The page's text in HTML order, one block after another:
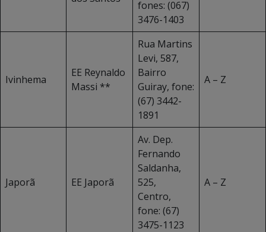
fones: (067)
3476-1403
Ivinhema
EE Reynaldo
Massi **
Rua Martins
Levi, 587,
Bairro
Guiray, fone:
(67) 3442-
1891
A – Z
Japorã EE Japorã
Av. Dep.
Fernando
Saldanha,
525,
Centro,
fone: (67)
3475-1123
A – Z